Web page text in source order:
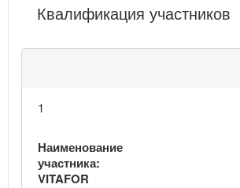
Квалификация участников
1
Наименование
участника:
VITAFOR